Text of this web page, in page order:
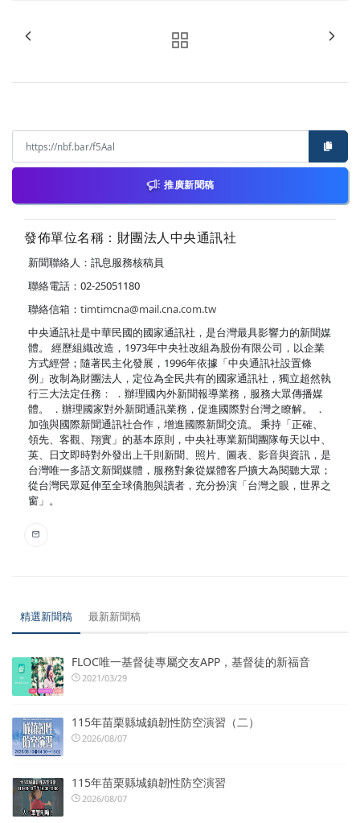
推廣新聞稿
發佈單位名稱：財團法人中央通訊社
新聞聯絡人：訊息服務核稿員
聯絡電話：02-25051180
聯絡信箱： timtimcna@mail.cna.com.tw
中央通訊社是中華民國的國家通訊社，是台灣最具影響力的新聞媒
體。 經歷組織改造，1973年中央社改組為股份有限公司，以企業
方式經營；隨著民主化發展，1996年依據「中央通訊社設置條
例」改制為財團法人，定位為全民共有的國家通訊社，獨立超然執
行三大法定任務： ．辦理國內外新聞報導業務，服務大眾傳播媒
體。 ．辦理國家對外新聞通訊業務，促進國際對台灣之瞭解。 ．
加強與國際新聞通訊社合作，增進國際新聞交流。 秉持「正確、
領先、客觀、翔實」的基本原則，中央社專業新聞團隊每天以中、
英、日文即時對外發出上千則新聞、照片、圖表、影音與資訊，是
台灣唯一多語文新聞媒體，服務對象從媒體客戶擴大為閱聽大眾；
從台灣民眾延伸至全球僑胞與讀者，充分扮演「台灣之眼，世界之
窗」。
精選新聞稿 最新新聞稿
FLOC唯一基督徒專屬交友APP，基督徒的新福音
2021/03/29
115年苗栗縣城鎮韌性防空演習（二）
2026/08/07
115年苗栗縣城鎮韌性防空演習
2026/08/07